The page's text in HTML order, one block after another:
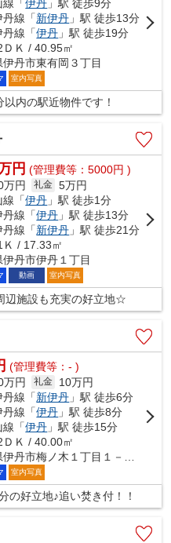
線「伊丹 」駅 徒歩9分
丹線「新伊丹 」駅 徒歩13分
丹線「伊丹 」駅 徒歩19分
ＤＫ / 40.95㎡
伊丹市東有岡３丁目
室内写真
内の駅近物件です！
円 (管理費等：5000円 )
万円 礼金 5万円
線「伊丹 」駅 徒歩1分
丹線「伊丹 」駅 徒歩13分
丹線「新伊丹 」駅 徒歩21分
Ｋ / 17.33㎡
伊丹市伊丹１丁目
動画 室内写真
辺施設も充実の好立地☆
(管理費等：- )
万円 礼金
10万円
丹線「新伊丹 」駅 徒歩6分
丹線「伊丹 」駅 徒歩8分
線「伊丹 」駅 徒歩15分
ＤＫ / 40.00㎡
室内写真
の好立地♪追い焚き付！！